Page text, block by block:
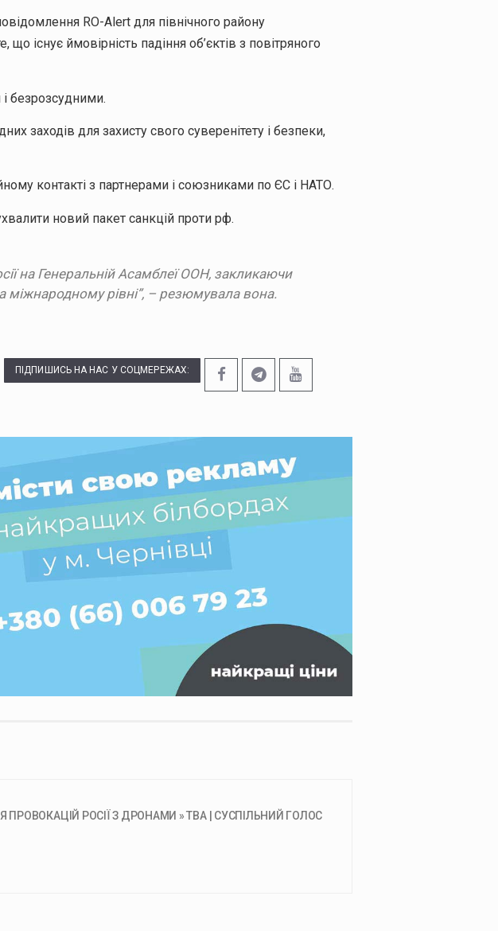
RO-Alert для північного району
існує ймовірність падіння об’єктів з повітряного
безрозсудними.
заходів для захисту свого суверенітету і безпеки,
контакті з партнерами і союзниками по ЄС і НАТО.
новий пакет санкцій проти рф.
на Генеральній Асамблеї ООН, закликаючи
міжнародному рівні”, – резюмувала вона.
ПІДПИШИСЬ НА НАС У СОЦМЕРЕЖАХ:
РОСІЇ З ДРОНАМИ » ТВА | СУСПІЛЬНИЙ ГОЛОС